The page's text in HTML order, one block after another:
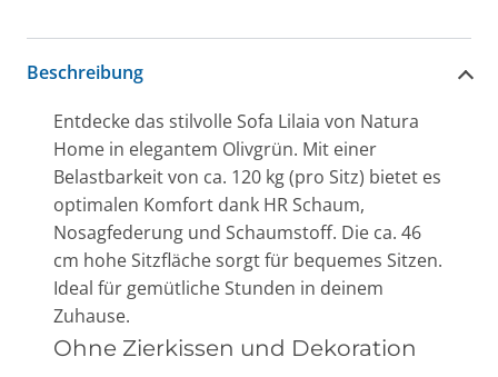
Beschreibung
Entdecke das stilvolle Sofa Lilaia von Natura
Home in elegantem Olivgrün. Mit einer
Belastbarkeit von ca. 120 kg (pro Sitz) bietet es
optimalen Komfort dank HR Schaum,
Nosagfederung und Schaumstoff. Die ca. 46
cm hohe Sitzfläche sorgt für bequemes Sitzen.
Ideal für gemütliche Stunden in deinem
Zuhause.
Ohne Zierkissen und Dekoration